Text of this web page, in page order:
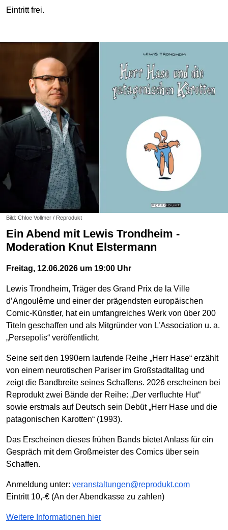
Eintritt frei.
Bild: Chloe Vollmer / Reprodukt
Ein Abend mit Lewis Trondheim -
Moderation Knut Elstermann
Freitag, 12.06.2026 um 19:00 Uhr
Lewis Trondheim, Träger des Grand Prix de la Ville
d’Angoulême und einer der prägendsten europäischen
Comic-Künstler, hat ein umfangreiches Werk von über 200
Titeln geschaffen und als Mitgründer von L’Association u. a.
„Persepolis“ veröffentlicht.
Seine seit den 1990ern laufende Reihe „Herr Hase“ erzählt
von einem neurotischen Pariser im Großstadtalltag und
zeigt die Bandbreite seines Schaffens. 2026 erscheinen bei
Reprodukt zwei Bände der Reihe: „Der verfluchte Hut“
sowie erstmals auf Deutsch sein Debüt „Herr Hase und die
patagonischen Karotten“ (1993).
Das Erscheinen dieses frühen Bands bietet Anlass für ein
Gespräch mit dem Großmeister des Comics über sein
Schaffen.
Anmeldung unter: veranstaltungen@reprodukt.com
Eintritt 10,-€ (An der Abendkasse zu zahlen)
Weitere Informationen hier